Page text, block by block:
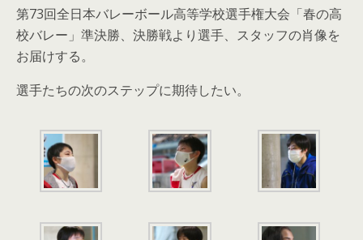
第73回全日本バレーボール高等学校選手権大会「春の高
校バレー」準決勝、決勝戦より選手、スタッフの肖像を
お届けする。
選手たちの次のステップに期待したい。